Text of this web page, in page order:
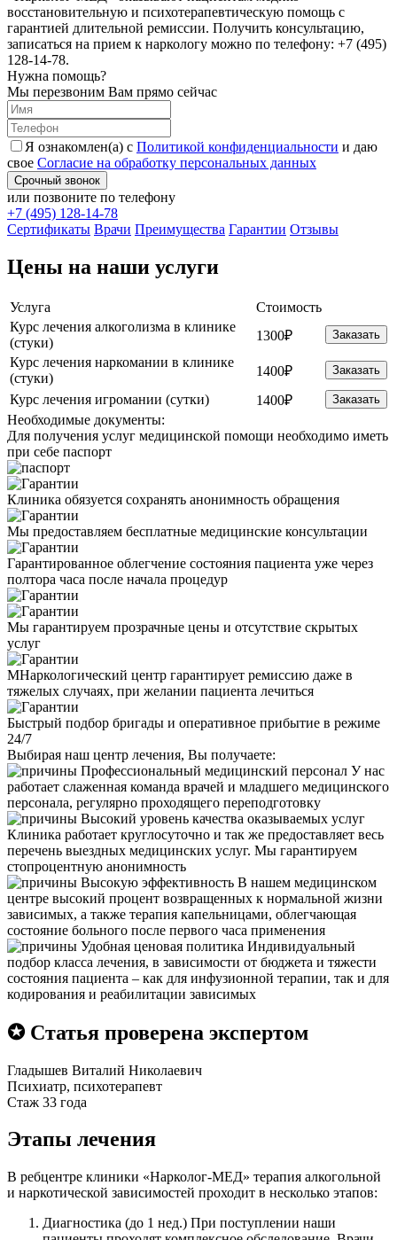
восстановительную и психотерапевтическую помощь с
гарантией длительной ремиссии. Получить консультацию,
записаться на прием к наркологу можно по телефону: +7 (495)
128-14-78.
Нужна помощь?
Мы перезвоним Вам прямо сейчас
Я ознакомлен(а) с Политикой конфиденциальности и даю
свое Согласие на обработку персональных данных
Срочный звонок
или позвоните по телефону
+7 (495) 128-14-78
Cертификаты Врачи Преимущества Гарантии Отзывы
Цены на наши услуги
Услуга
Стоимость
Курс лечения алкоголизма в клинике
(стуки)
1300₽ Заказать
Курс лечения наркомании в клинике
(стуки)
1400₽ Заказать
Курс лечения игромании (сутки) 1400₽ Заказать
Необходимые документы:
Для получения услуг медицинской помощи необходимо иметь
при себе паспорт
Клиника обязуется сохранять анонимность обращения
Мы предоставляем бесплатные медицинские консультации
Гарантированное облегчение состояния пациента уже через
полтора часа после начала процедур
Мы гарантируем прозрачные цены и отсутствие скрытых
услуг
МНаркологический центр гарантирует ремиссию даже в
тяжелых случаях, при желании пациента лечиться
Быстрый подбор бригады и оперативное прибытие в режиме
24/7
Выбирая наш центр лечения, Вы получаете:
Профессиональный медицинский персонал У нас
работает слаженная команда врачей и младшего медицинского
персонала, регулярно проходящего переподготовку
Высокий уровень качества оказываемых услуг
Клиника работает круглосуточно и так же предоставляет весь
перечень выездных медицинских услуг. Мы гарантируем
стопроцентную анонимность
Высокую эффективность В нашем медицинском
центре высокий процент возвращенных к нормальной жизни
зависимых, а также терапия капельницами, облегчающая
состояние больного после первого часа применения
Удобная ценовая политика Индивидуальный
подбор класса лечения, в зависимости от бюджета и тяжести
состояния пациента – как для инфузионной терапии, так и для
кодирования и реабилитации зависимых
✪ Статья проверена экспертом
Гладышев Виталий Николаевич
Психиатр, психотерапевт
Стаж 33 года
Этапы лечения
В ребцентре клиники «Нарколог-МЕД» терапия алкогольной
и наркотической зависимостей проходит в несколько этапов:
Диагностика (до 1 нед.) При поступлении наши